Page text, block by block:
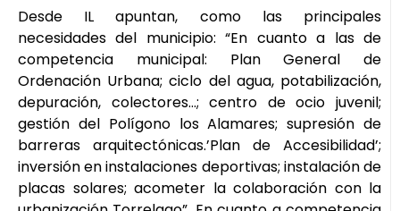
Desde IL apuntan, como las principales
necesidades del municipio: “En cuanto a las de
competencia municipal: Plan General de
Ordenación Urbana; ciclo del agua, potabilización,
depuración, colectores…; centro de ocio juvenil;
gestión del Polígono los Alamares; supresión de
barreras arquitectónicas.’Plan de Accesibilidad’;
inversión en instalaciones deportivas; instalación de
placas solares; acometer la colaboración con la